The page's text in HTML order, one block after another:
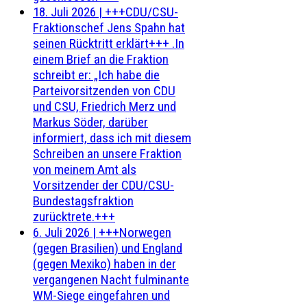
18. Juli 2026 | +++CDU/CSU-
Fraktionschef Jens Spahn hat
seinen Rücktritt erklärt+++ .In
einem Brief an die Fraktion
schreibt er: „Ich habe die
Parteivorsitzenden von CDU
und CSU, Friedrich Merz und
Markus Söder, darüber
informiert, dass ich mit diesem
Schreiben an unsere Fraktion
von meinem Amt als
Vorsitzender der CDU/CSU-
Bundestagsfraktion
zurücktrete.+++
6. Juli 2026 | +++Norwegen
(gegen Brasilien) und England
(gegen Mexiko) haben in der
vergangenen Nacht fulminante
WM-Siege eingefahren und